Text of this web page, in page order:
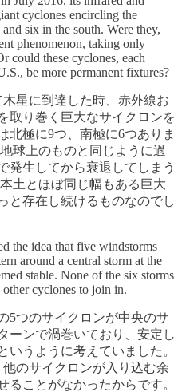
cyclones encircling the
six in the south. Were they,
phenomenon, taking only
could these cyclones, each
be more permanent fixtures?
星に到達した時、赤外線お
取り巻く巨大なサイクロンを
北極に9つ、南極に6つありま
球上のものと同じように過
発生してから衰退してしまう
土とほぼ同じ幅もある巨大
と存在し続けるものなのでし
the idea that five windstorms
around a central storm at the
stable. None of the six storms
cyclones to join in.
5つのサイクロンが中央のサ
ーンで渦巻いており、安定し
いうように考えていました。
のサイクロンが入り込む余
ることがなかったからです。